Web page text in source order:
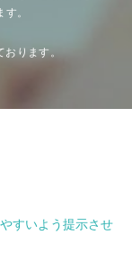
。
ります。
すいよう提示させ